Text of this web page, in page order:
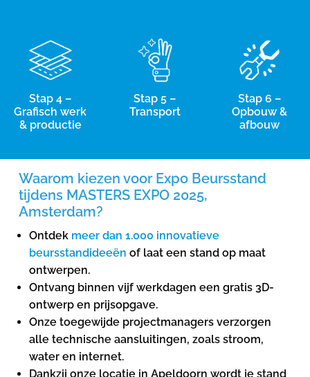
Stap 4 –
Grafisch werk
& productie
Stap 5 –
Transport
Stap 6 –
Opbouw &
afbouw
Waarom kiezen voor Expo Beursstand
tijdens MASTERS EXPO 2025,
Amsterdam?
Ontdek meer dan 1.000 innovatieve
beursstandideeën of laat een stand op maat
ontwerpen.
Ontvang binnen vijf werkdagen een gratis 3D-
ontwerp en prijsopgave.
Onze toegewijde projectmanagers verzorgen
alle technische aansluitingen, zoals stroom,
water en internet.
Dankzij onze locatie in Apeldoorn wordt je stand